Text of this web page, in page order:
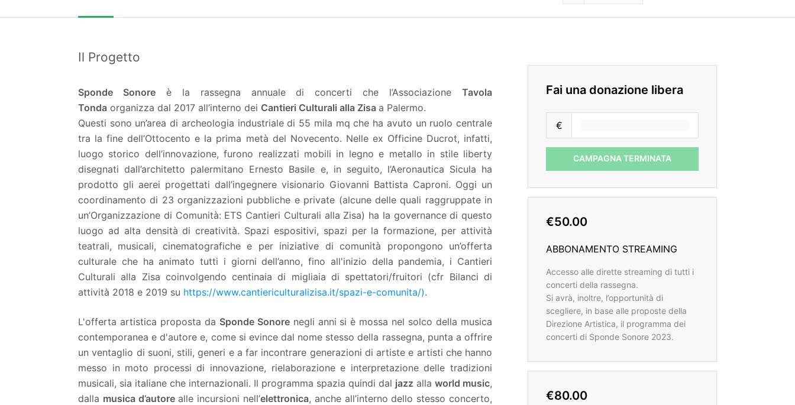
Il Progetto
Sponde Sonoreè la rassegna annuale di concerti che l’AssociazioneTavola
Tonda organizza dal 2017 all’interno dei Cantieri Culturali alla Zisa a Palermo.
Questi sono un’area di archeologia industriale di 55 mila mq che ha avuto un ruolo centrale
tra la fine dell’Ottocento e la prima metà del Novecento. Nelle ex Officine Ducrot, infatti,
luogo storico dell’innovazione, furono realizzati mobili in legno e metallo in stile liberty
disegnati dall’architetto palermitano Ernesto Basile e, in seguito, l’Aeronautica Sicula ha
prodotto gli aerei progettati dall’ingegnere visionario Giovanni Battista Caproni. Oggi un
coordinamento di 23 organizzazioni pubbliche e private (alcune delle quali raggruppate in
un’Organizzazione di Comunità: ETS Cantieri Culturali alla Zisa) ha la governance di questo
luogo ad alta densità di creatività. Spazi espositivi, spazi per la formazione, per attività
teatrali, musicali, cinematografiche e per iniziative di comunità propongono un’offerta
culturale che ha animato tutti i giorni dell’anno, fino all'inizio della pandemia, i Cantieri
Culturali alla Zisa coinvolgendo centinaia di migliaia di spettatori/fruitori (cfr Bilanci di
attività 2018 e 2019 su https://www.cantiericulturalizisa.it/spazi-e-comunita/).
L'offerta artistica proposta da Sponde Sonorenegli anni si è mossa nel solco della musica
contemporanea e d'autore e, come si evince dal nome stesso della rassegna, punta a offrire
un ventaglio di suoni, stili, generi e a far incontrare generazioni di artiste e artisti che hanno
messo in moto processi di innovazione, rielaborazione e interpretazione delle tradizioni
musicali, sia italiane che internazionali. Il programma spazia quindi dal jazz alla world music,
dalla musica d’autorealle incursioni nell’elettronica, anche all’interno dello stesso concerto,
Fai una donazione libera
€
CAMPAGNA TERMINATA
€50.00
ABBONAMENTO STREAMING
Accesso alle dirette streaming di tutti i
concerti della rassegna.
Si avrà, inoltre, l’opportunità di
scegliere, in base alle proposte della
Direzione Artistica, il programma dei
concerti di Sponde Sonore 2023.
€80.00